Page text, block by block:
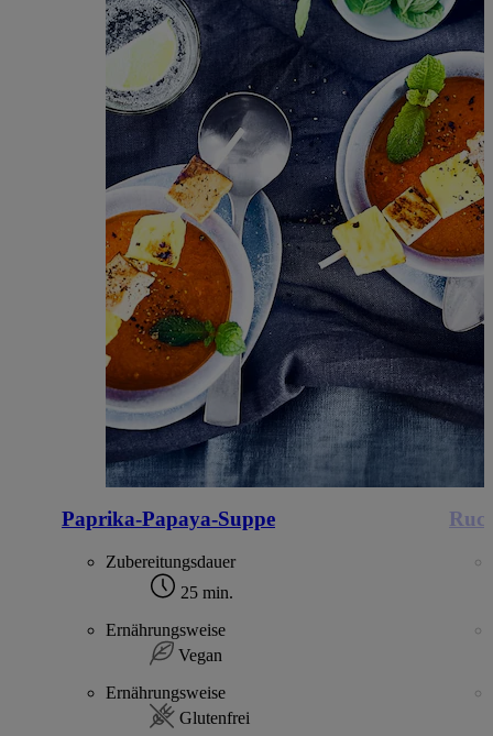
Paprika-Papaya-Suppe
Zubereitungsdauer
25 min.
Ernährungsweise
Vegan
Ernährungsweise
Glutenfrei